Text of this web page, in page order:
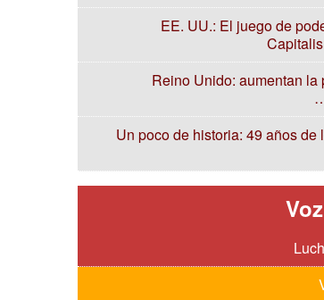
EE. UU.: El juego de
Reino Unido: aumentan la
Un poco de historia: 49 años de